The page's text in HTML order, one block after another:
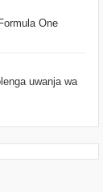
One
uwanja wa